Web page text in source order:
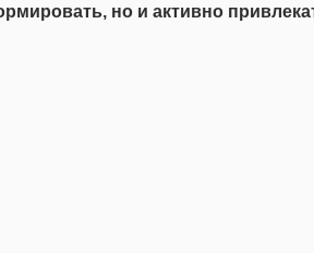
но и активно